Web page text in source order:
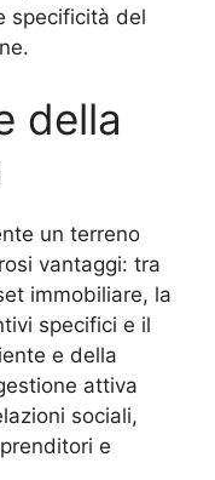
specificità del
della
un terreno
vantaggi: tra
immobiliare, la
specifici e il
e della
attiva
sociali,
e